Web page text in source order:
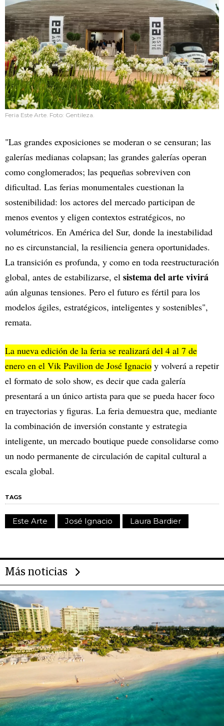
Feria Este Arte. Foto: Gentileza.
"Las grandes exposiciones se moderan o se censuran; las
galerías medianas colapsan; las grandes galerías operan
como conglomerados; las pequeñas sobreviven con
dificultad. Las ferias monumentales cuestionan la
sostenibilidad: los actores del mercado participan de
menos eventos y eligen contextos estratégicos, no
volumétricos. En América del Sur, donde la inestabilidad
no es circunstancial, la resiliencia genera oportunidades.
La transición es profunda, y como en toda reestructuración
global, antes de estabilizarse, el sistema del arte vivirá
aún algunas tensiones. Pero el futuro es fértil para los
modelos ágiles, estratégicos, inteligentes y sostenibles",
remata.
La nueva edición de la feria se realizará del 4 al 7 de
enero en el Vik Pavilion de José Ignacio y volverá a repetir
el formato de solo show, es decir que cada galería
presentará a un único artista para que se pueda hacer foco
en trayectorias y figuras. La feria demuestra que, mediante
la combinación de inversión constante y estrategia
inteligente, un mercado boutique puede consolidarse como
un nodo permanente de circulación de capital cultural a
escala global.
TAGS
Este Arte José Ignacio Laura Bardier
Más noticias